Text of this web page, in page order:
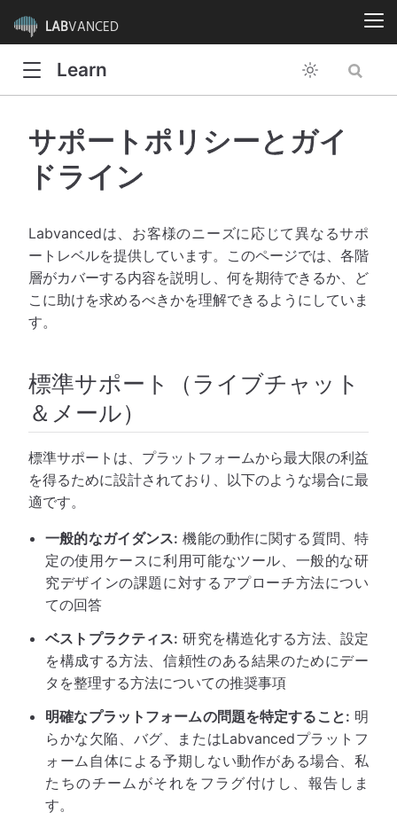
LABVANCED
Learn
サポートポリシーとガイ
ドライン
Labvancedは、お客様のニーズに応じて異なるサポ
ートレベルを提供しています。このページでは、各階
層がカバーする内容を説明し、何を期待できるか、ど
こに助けを求めるべきかを理解できるようにしていま
す。
標準サポート（ライブチャット
＆メール）
標準サポートは、プラットフォームから最大限の利益
を得るために設計されており、以下のような場合に最
適です。
一般的なガイダンス: 機能の動作に関する質問、特
定の使用ケースに利用可能なツール、一般的な研
究デザインの課題に対するアプローチ方法につい
ての回答
ベストプラクティス: 研究を構造化する方法、設定
を構成する方法、信頼性のある結果のためにデー
タを整理する方法についての推奨事項
明確なプラットフォームの問題を特定すること: 明
らかな欠陥、バグ、またはLabvancedプラットフ
ォーム自体による予期しない動作がある場合、私
たちのチームがそれをフラグ付けし、報告しま
す。